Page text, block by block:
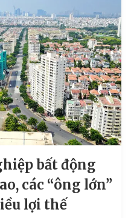
bất động
các “ông lớn”
lợi thế